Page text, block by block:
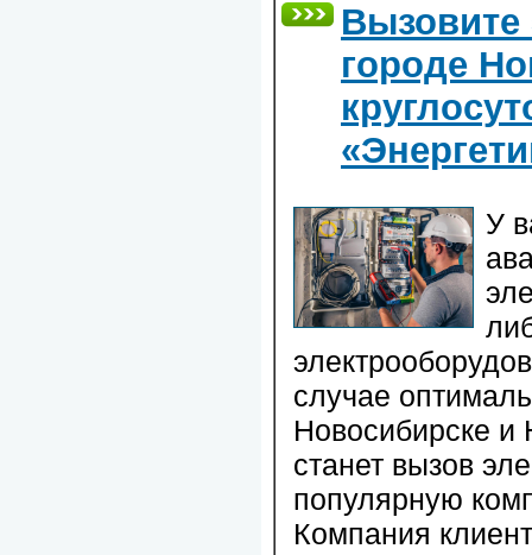
Вызовите
городе
У
случае
Новосибирске и
станет вызов
популярную
Компания